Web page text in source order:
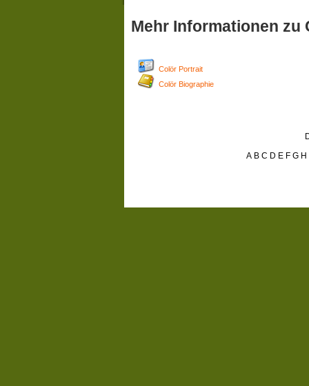
Mehr Informationen zu
Colör Portrait
Colör Biographie
A B C D E F G H